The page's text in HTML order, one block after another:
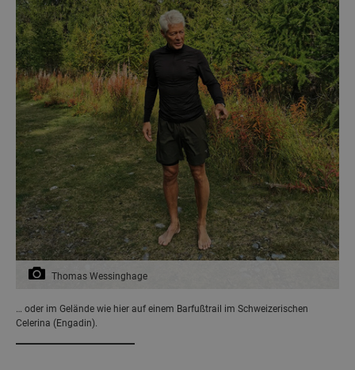
Thomas Wessinghage
… oder im Gelände wie hier auf einem Barfußtrail im Schweizerischen
Celerina (Engadin).